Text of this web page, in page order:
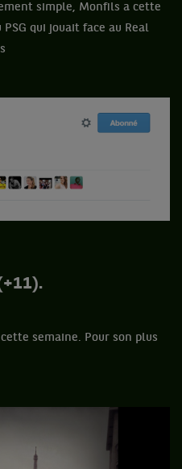
simple, Monfils a cette
qui jouait face au Real
semaine. Pour son plus